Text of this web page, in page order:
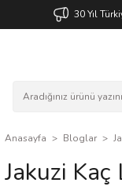
30 Yıl
Anasayfa Bloglar
Jakuzi